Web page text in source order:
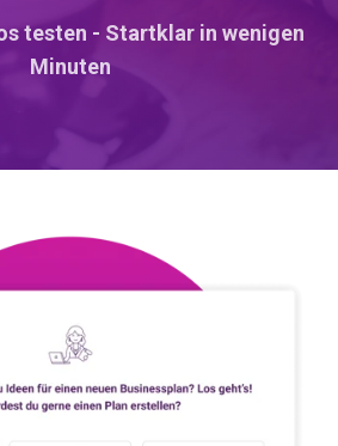
testen - Startklar in wenigen
Minuten